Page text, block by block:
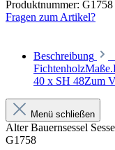
Produktnummer: G1758
Fragen zum Artikel?
Beschreibung
40 x SH 48Zum
Menü schließen
Alter Bauernsessel
G1758